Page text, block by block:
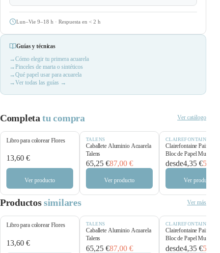
Lun–Vie 9–18 h · Respuesta en < 2 h
Guías y técnicas
Cómo elegir tu primera acuarela
Pinceles de marta o sintéticos
Qué papel usar para acuarela
Ver todas las guías →
Completa tu compra Ver catálogo
Libro para colorear Flores
13,60 €
Ver producto
TALENS
Caballete Aluminio Acuarela
Talens
65,25 €87,00 €
Ver producto
CLAIREFONTAINE
Clairefontaine
Bloc de Papel
250 g/m²
desde4,35 €5,80
Ver producto
Productos similares Ver más
Libro para colorear Flores
13,60 €
TALENS
Caballete Aluminio Acuarela
Talens
65,25 €87,00 €
CLAIREFONTAINE
Clairefontaine
Bloc de Papel
250 g/m²
desde4,35 €5,80